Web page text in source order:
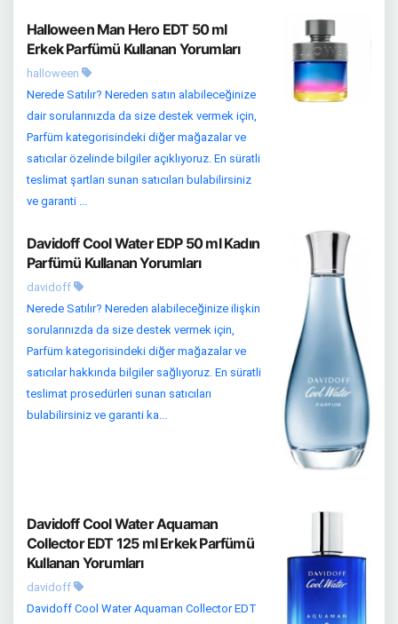
Halloween Man Hero EDT 50 ml
Erkek Parfümü Kullanan Yorumları
halloween
Nerede Satılır? Nereden satın alabileceğinize
dair sorularınızda da size destek vermek için,
Parfüm kategorisindeki diğer mağazalar ve
satıcılar özelinde bilgiler açıklıyoruz. En süratli
teslimat şartları sunan satıcıları bulabilirsiniz
ve garanti ...
Davidoff Cool Water EDP 50 ml Kadın
Parfümü Kullanan Yorumları
davidoff
Nerede Satılır? Nereden alabileceğinize ilişkin
sorularınızda da size destek vermek için,
Parfüm kategorisindeki diğer mağazalar ve
satıcılar hakkında bilgiler sağlıyoruz. En süratli
teslimat prosedürleri sunan satıcıları
bulabilirsiniz ve garanti ka...
Davidoff Cool Water Aquaman
Collector EDT 125 ml Erkek Parfümü
Kullanan Yorumları
davidoff
Davidoff Cool Water Aquaman Collector EDT